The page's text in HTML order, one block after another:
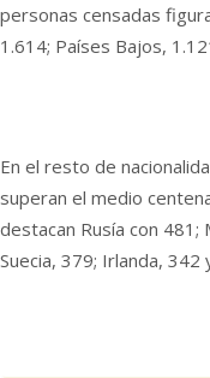
personas censadas
1.614; Países Bajos,
En el resto de
superan el medio
destacan Rusía con 481;
Suecia, 379; Irlanda, 342